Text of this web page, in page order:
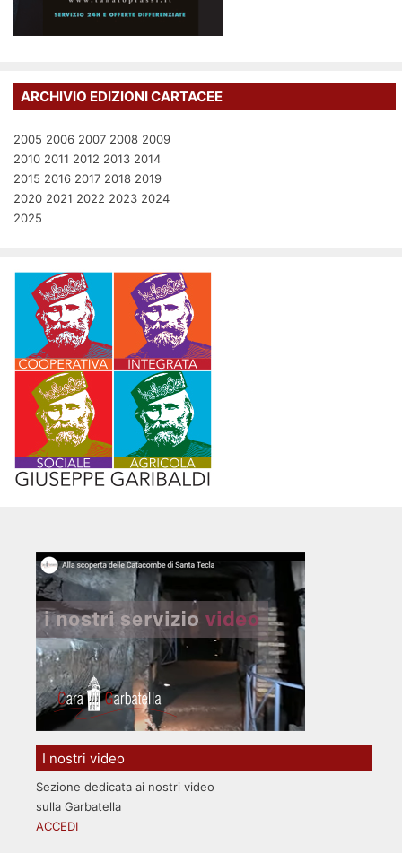
ARCHIVIO EDIZIONI CARTACEE
2005 2006 2007 2008 2009
2010 2011 2012 2013 2014
2015 2016 2017 2018 2019
2020 2021 2022 2023 2024
2025
I nostri video
Sezione dedicata ai nostri video
sulla Garbatella
ACCEDI